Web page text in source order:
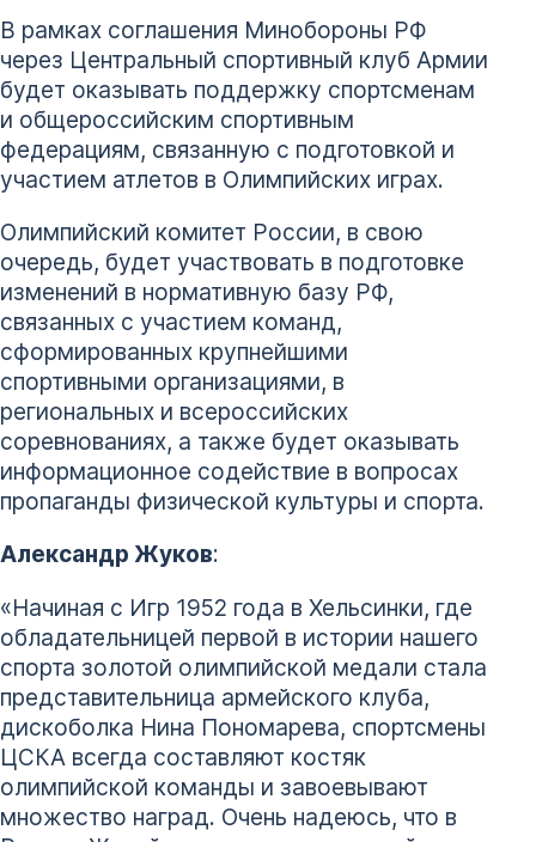
В рамках соглашения Минобороны РФ
через Центральный спортивный клуб Армии
будет оказывать поддержку спортсменам
и общероссийским спортивным
федерациям, связанную с подготовкой и
участием атлетов в Олимпийских играх.
Олимпийский комитет России, в свою
очередь, будет участвовать в подготовке
изменений в нормативную базу РФ,
связанных с участием команд,
сформированных крупнейшими
спортивными организациями, в
региональных и всероссийских
соревнованиях, а также будет оказывать
информационное содействие в вопросах
пропаганды физической культуры и спорта.
Александр Жуков:
«Начиная с Игр 1952 года в Хельсинки, где
обладательницей первой в истории нашего
спорта золотой олимпийской медали стала
представительница армейского клуба,
дискоболка Нина Пономарева, спортсмены
ЦСКА всегда составляют костяк
олимпийской команды и завоевывают
множество наград. Очень надеюсь, что в